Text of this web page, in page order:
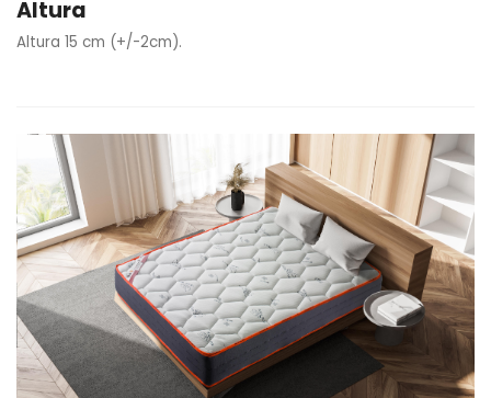
Altura
Altura 15 cm (+/-2cm).